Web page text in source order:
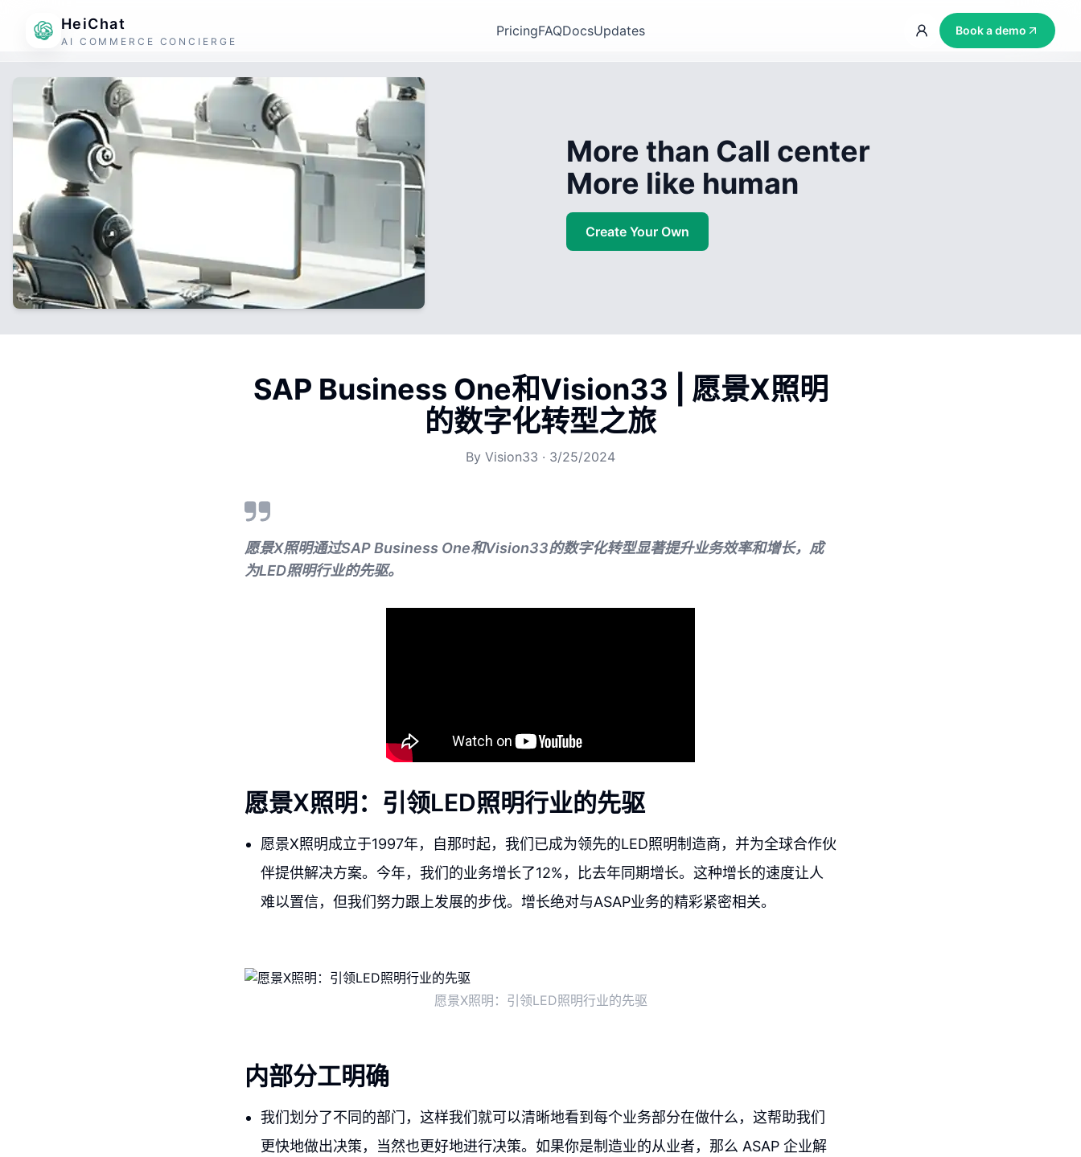
HeiChat
AI COMMERCE CONCIERGE
PricingFAQDocsUpdates Book a demo
More than Call center
More like human
Create Your Own
SAP Business One和Vision33 | 愿景X照明
的数字化转型之旅
By Vision33 · 3/25/2024
愿景X照明通过SAP Business One和Vision33的数字化转型显著提升业务效率和增长，成
为LED照明行业的先驱。
愿景X照明：引领LED照明行业的先驱
愿景X照明成立于1997年，自那时起，我们已成为领先的LED照明制造商，并为全球合作伙
伴提供解决方案。今年，我们的业务增长了12%，比去年同期增长。这种增长的速度让人
难以置信，但我们努力跟上发展的步伐。增长绝对与ASAP业务的精彩紧密相关。
愿景X照明：引领LED照明行业的先驱
内部分工明确
我们划分了不同的部门，这样我们就可以清晰地看到每个业务部分在做什么，这帮助我们
更快地做出决策，当然也更好地进行决策。如果你是制造业的从业者，那么 ASAP 企业解